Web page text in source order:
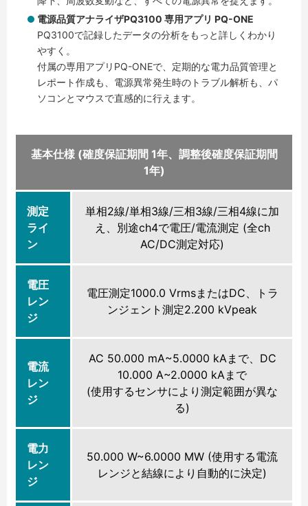
電源品質アナライザPQ3100 専用アプリ PQ-ONE
PQ3100で記録したデータの分析をもっと詳しくわかり
やすく。
付属の専用アプリPQ-ONEで、定期的な電力品質管理と
レポート作成も、電源異常発生時のトラブル解析も、パ
ソコンとマウスで直感的に行えます。
基本仕様 (確度保証期間 1年、調整後確度保証期間
1年)
測定
ライ
ン
単相2線/単相3線/三相3線/三相4線に加
え、別途ch4で電圧/電流測定 (全ch
AC/DC測定対応)
電圧
レン
ジ
電圧測定1000.0 VrmsまたはDC、トラ
ンジェント測定2.200 kVpeak
電流
レン
ジ
AC 50.000 mA~5.0000 kAまで、DC
10.000 A~2.0000 kAまで
(使用するセンサにより測定範囲が異な
る)
電力
レン
ジ
50.000 W~6.0000 MW (使用する電流
レンジと結線により自動的に決定)